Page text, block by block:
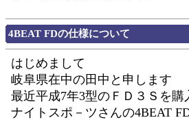
4BEAT FDの仕様について
はじめまして
岐阜県在中の田中と申します
最近平成7年3型のＦＤ３Ｓを購
ナイトスポ－ツさんの4BEAT